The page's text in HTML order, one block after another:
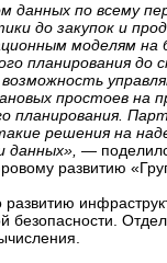
данных по всему
до закупок и
моделям на
планирования до
простоев на
планирования.
решения на
данных», —
развитию